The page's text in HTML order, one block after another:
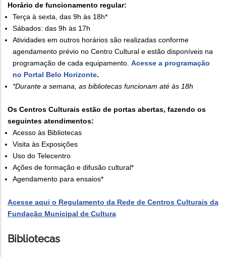
Horário de funcionamento regular:
Terça à sexta, das 9h às 18h*
Sábados: das 9h às 17h
Atividades em outros horários são realizadas conforme
agendamento prévio no Centro Cultural e estão disponíveis na
programação de cada equipamento. Acesse a programação
no Portal Belo Horizonte.
*Durante a semana, as bibliotecas funcionam até às 18h
Os Centros Culturais estão de portas abertas, fazendo os
seguintes atendimentos:
Acesso às Bibliotecas
Visita às Exposições
Uso do Telecentro
Ações de formação e difusão cultural*
Agendamento para ensaios*
Acesse aqui o Regulamento da Rede de Centros Culturais da
Fundação Municipal de Cultura
Bibliotecas